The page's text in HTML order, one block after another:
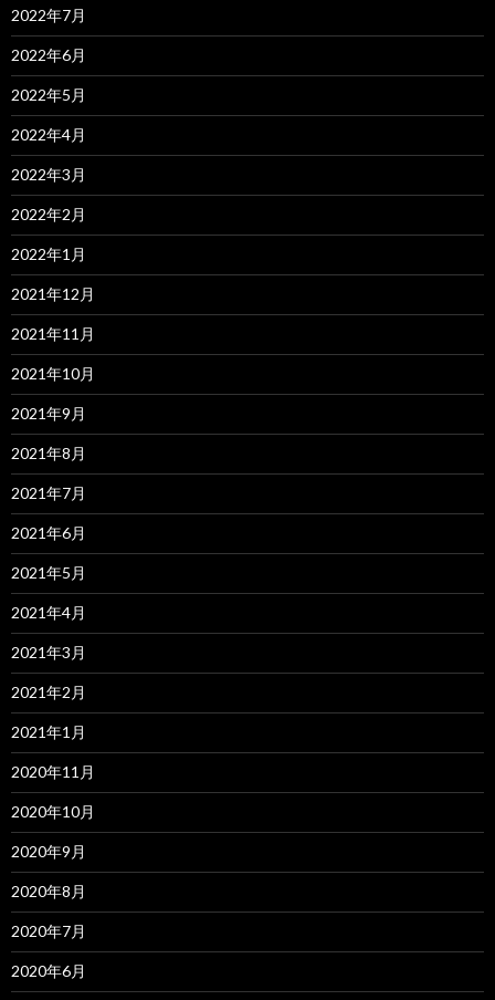
2022年7月
2022年6月
2022年5月
2022年4月
2022年3月
2022年2月
2022年1月
2021年12月
2021年11月
2021年10月
2021年9月
2021年8月
2021年7月
2021年6月
2021年5月
2021年4月
2021年3月
2021年2月
2021年1月
2020年11月
2020年10月
2020年9月
2020年8月
2020年7月
2020年6月